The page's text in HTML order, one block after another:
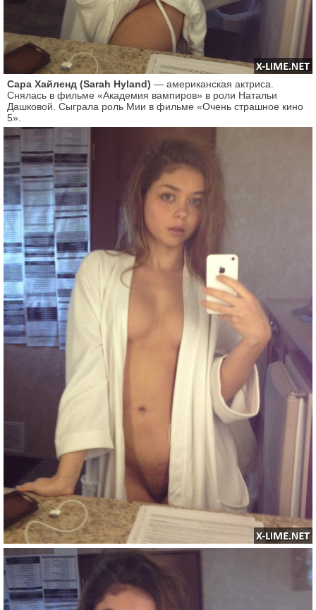
Сара Хайленд (Sarah Hyland) — американская актриса.
Снялась в фильме «Академия вампиров» в роли Натальи
Дашковой. Сыграла роль Мии в фильме «Очень страшное кино
5».